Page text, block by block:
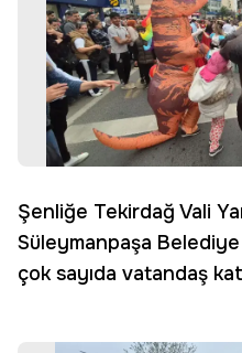
Şenliğe Tekirdağ Vali
Süleymanpaşa
çok sayıda vatandaş